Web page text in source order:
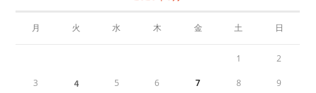
月 火 水 木 金 土 日
1 2
3 4 5 6 7 8 9